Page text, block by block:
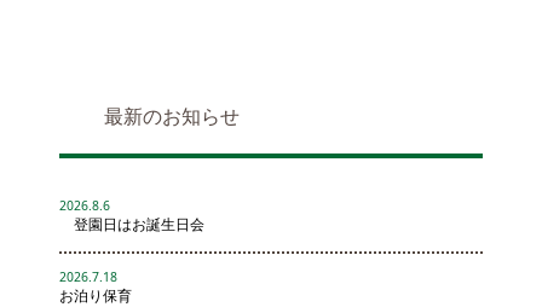
最新のお知らせ
登園日はお誕生日会
2026.8.6
お泊り保育
2026.7.18